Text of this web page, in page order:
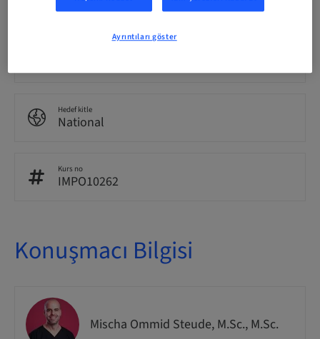
25.00 Puan
Hedef kitle
National
Kurs no
IMPO10262
Konuşmacı Bilgisi
Mischa Ommid Steude, M.Sc., M.Sc.
Ayrıntıları göster